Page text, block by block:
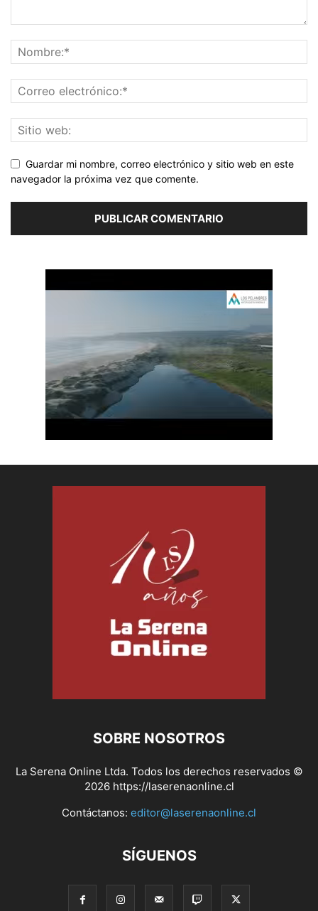
Guardar mi nombre, correo electrónico y sitio web en este
navegador la próxima vez que comente.
SOBRE NOSOTROS
La Serena Online Ltda. Todos los derechos reservados ©
2026 https://laserenaonline.cl
Contáctanos: editor@laserenaonline.cl
SÍGUENOS